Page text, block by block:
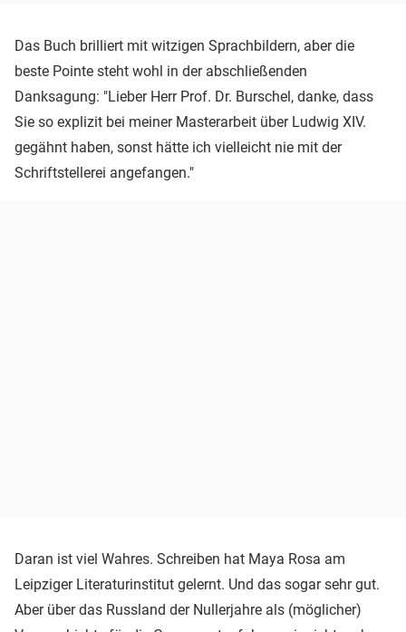
Das Buch brilliert mit witzigen Sprachbildern, aber die
beste Pointe steht wohl in der abschließenden
Danksagung: "Lieber Herr Prof. Dr. Burschel, danke, dass
Sie so explizit bei meiner Masterarbeit über Ludwig XIV.
gegähnt haben, sonst hätte ich vielleicht nie mit der
Schriftstellerei angefangen."
Daran ist viel Wahres. Schreiben hat Maya Rosa am
Leipziger Literaturinstitut gelernt. Und das sogar sehr gut.
Aber über das Russland der Nullerjahre als (möglicher)